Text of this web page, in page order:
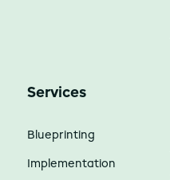
Services
Blueprinting
Implementation